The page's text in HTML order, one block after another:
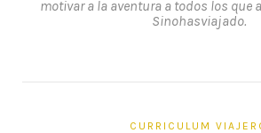
motivar a la aventura a todos los que
Sinohasviajado.
CURRICULUM